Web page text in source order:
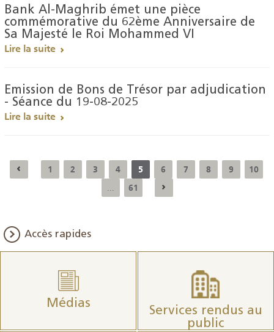
Bank Al-Maghrib émet une pièce
commémorative du 62ème Anniversaire de
Sa Majesté le Roi Mohammed VI
Lire la suite
Emission de Bons de Trésor par adjudication
- Séance du 19-08-2025
Lire la suite
1 2 3 4 5 6 7 8 9 10
61
Accès rapides
Médias
Services rendus au
public